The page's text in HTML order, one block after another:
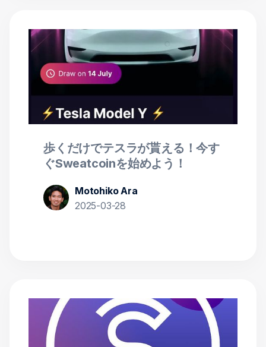
歩くだけでテスラが貰える！今す
ぐSweatcoinを始めよう！
Motohiko Ara
2025-03-28